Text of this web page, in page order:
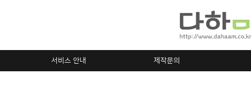
서비스 안내 제작문의